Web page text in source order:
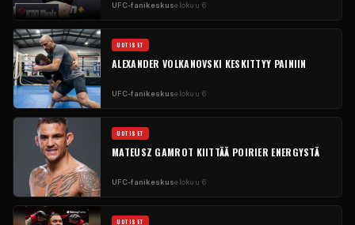
UFC-fanikeskuselokuu 6
UUTISET
ALEXANDER VOLKANOVSKI KESKITTYY PAINIIN
UFC-fanikeskuselokuu 6
UUTISET
MATEUSZ GAMROT KIITTÄÄ POIRIER ENERGYSTÄ
UFC-fanikeskuselokuu 6
UUTISET